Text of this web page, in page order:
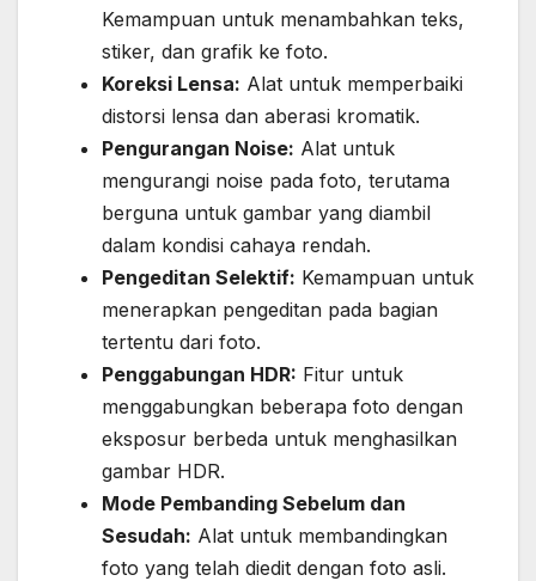
Kemampuan untuk menambahkan teks,
stiker, dan grafik ke foto.
Koreksi Lensa: Alat untuk memperbaiki
distorsi lensa dan aberasi kromatik.
Pengurangan Noise: Alat untuk
mengurangi noise pada foto, terutama
berguna untuk gambar yang diambil
dalam kondisi cahaya rendah.
Pengeditan Selektif: Kemampuan untuk
menerapkan pengeditan pada bagian
tertentu dari foto.
Penggabungan HDR: Fitur untuk
menggabungkan beberapa foto dengan
eksposur berbeda untuk menghasilkan
gambar HDR.
Mode Pembanding Sebelum dan
Sesudah: Alat untuk membandingkan
foto yang telah diedit dengan foto asli.